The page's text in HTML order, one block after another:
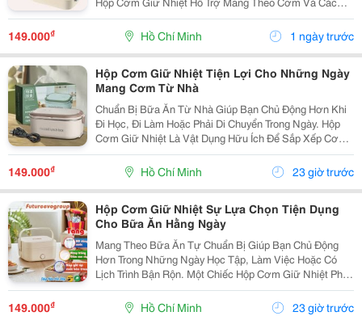
Món Ăn Kèm Một Cách Gọn Gàng, Phù Hợp Với Nhiều
Nhu Cầu Sử Dụng Khác Nhau. Xác Định Số Lượng Món
Thường...
149.000₫ Hồ Chí Minh 1 ngày trước
Hộp Cơm Giữ Nhiệt Tiện Lợi Cho Những Ngày
Mang Cơm Từ Nhà
Chuẩn Bị Bữa Ăn Từ Nhà Giúp Bạn Chủ Động Hơn Khi
Đi Học, Đi Làm Hoặc Phải Di Chuyển Trong Ngày. Hộp
Cơm Giữ Nhiệt Là Vật Dụng Hữu Ích Để Sắp Xếp Cơm
Và Thức Ăn Gọn Gàng, Thuận Tiện Mang Theo Trong
Nhiều Hoàn Cảnh. Chọn Hộp Phù Hợp Với Số Lượng
149.000₫ Hồ Chí Minh 23 giờ trước
Hộp Cơm Giữ Nhiệt Sự Lựa Chọn Tiện Dụng
Cho Bữa Ăn Hằng Ngày
Mang Theo Bữa Ăn Tự Chuẩn Bị Giúp Bạn Chủ Động
Hơn Trong Những Ngày Học Tập, Làm Việc Hoặc Có
Lịch Trình Bận Rộn. Một Chiếc Hộp Cơm Giữ Nhiệt Phù
Hợp Sẽ Hỗ Trợ Sắp Xếp Cơm Và Thức Ăn Gọn Gàng,
Thuận Tiện Mang Theo Và Sử Dụng Trong Ngày. Xác
149.000₫ Hồ Chí Minh 23 giờ trước